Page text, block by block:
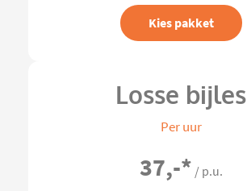
Kies pakket
Losse bijles
Per uur
37,-* / p.u.